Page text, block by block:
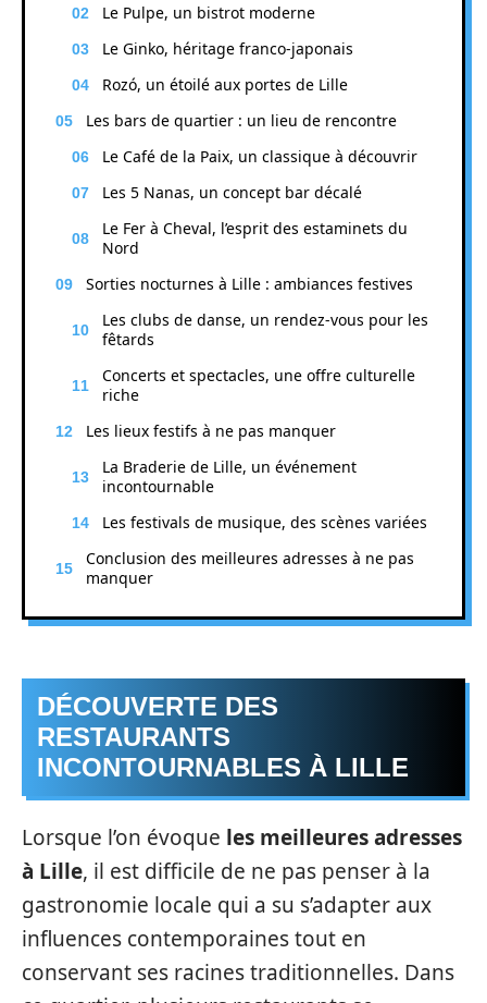
Le Pulpe, un bistrot moderne
Le Ginko, héritage franco-japonais
Rozó, un étoilé aux portes de Lille
Les bars de quartier : un lieu de rencontre
Le Café de la Paix, un classique à découvrir
Les 5 Nanas, un concept bar décalé
Le Fer à Cheval, l’esprit des estaminets du
Nord
Sorties nocturnes à Lille : ambiances festives
Les clubs de danse, un rendez-vous pour les
fêtards
Concerts et spectacles, une offre culturelle
riche
Les lieux festifs à ne pas manquer
La Braderie de Lille, un événement
incontournable
Les festivals de musique, des scènes variées
Conclusion des meilleures adresses à ne pas
manquer
DÉCOUVERTE DES
RESTAURANTS
INCONTOURNABLES À LILLE
Lorsque l’on évoque les meilleures adresses
à Lille, il est difficile de ne pas penser à la
gastronomie locale qui a su s’adapter aux
influences contemporaines tout en
conservant ses racines traditionnelles. Dans